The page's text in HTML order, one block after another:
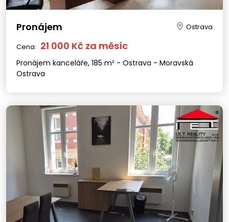
Pronájem Ostrava
Cena: 21 000 Kč za měsíc
Pronájem kanceláře, 185 m² - Ostrava - Moravská
Ostrava